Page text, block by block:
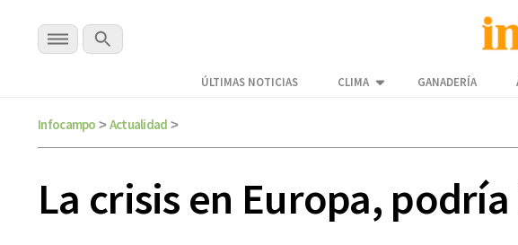
ÚLTIMAS NOTICIAS CLIMA GANADERÍA
Infocampo > Actualidad >
La crisis en Europa,